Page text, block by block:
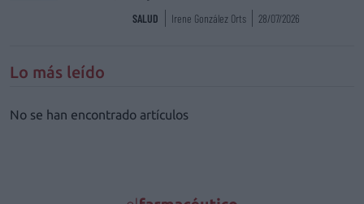
SALUD Irene González Orts 28/07/2026
Lo más leído
No se han encontrado artículos